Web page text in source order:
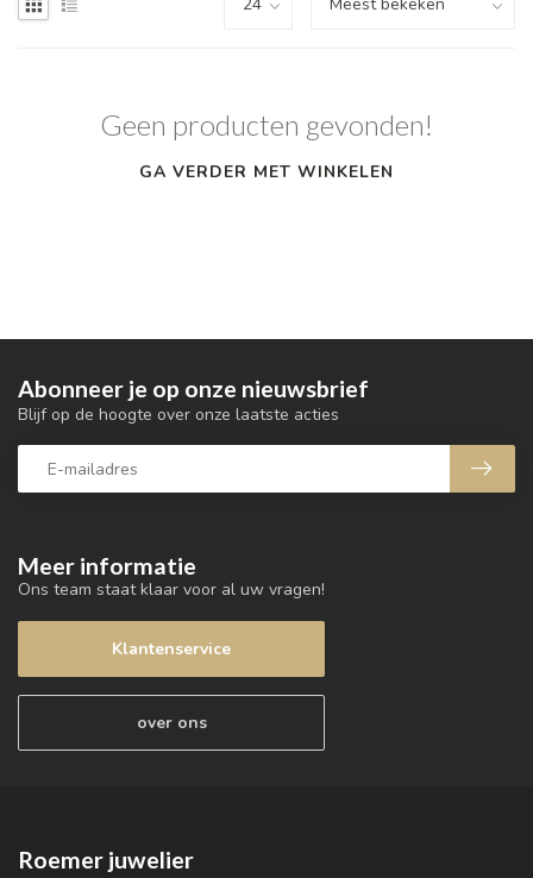
Geen producten gevonden!
GA VERDER MET WINKELEN
Meer informatie
Ons team staat klaar voor al uw vragen!
Klantenservice
over ons
Abonneer je op onze nieuwsbrief
Blijf op de hoogte over onze laatste acties
Roemer juwelier